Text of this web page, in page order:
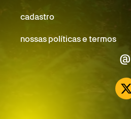
cadastro
nossas políticas e termos
@